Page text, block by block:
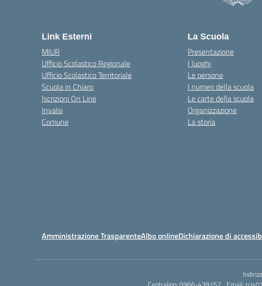
Link Esterni
MIUR
Ufficio Scolastico Regionale
Ufficio Scolastico Territoriale
Scuola in Chiaro
Iscrizioni On Line
Invalsi
Comune
La Scuola
Presentazione
I luoghi
Le persone
I numeri della scuola
Le carte della scuola
Organizzazione
La storia
Amministrazione TrasparenteAlbo onlineDichiarazione di